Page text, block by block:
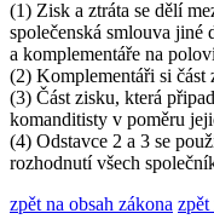
(1) Zisk a ztráta se dělí
společenská smlouva jiné
a komplementáře na
(2) Komplementáři si část
(3) Část zisku, která
komanditisty v poměru
(4) Odstavce 2 a 3 se
rozhodnutí všech
zpět na obsah zákona zpět